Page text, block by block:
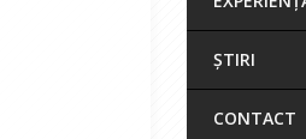
ȘTIRI
CONTACT